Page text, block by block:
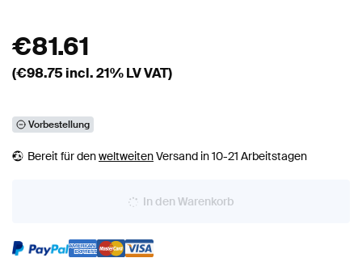
€81.61
(€98.75 incl. 21% LV VAT)
Vorbestellung
Bereit für denweltweitenVersand in 10-21 Arbeitstagen
In den Warenkorb